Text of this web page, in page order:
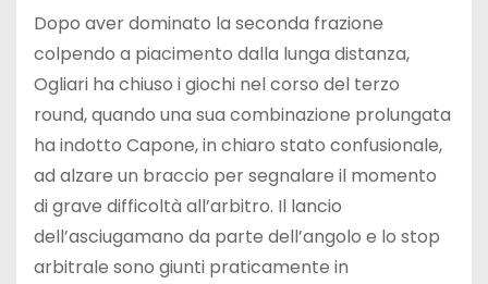
Dopo aver dominato la seconda frazione
colpendo a piacimento dalla lunga distanza,
Ogliari ha chiuso i giochi nel corso del terzo
round, quando una sua combinazione prolungata
ha indotto Capone, in chiaro stato confusionale,
ad alzare un braccio per segnalare il momento
di grave difficoltà all’arbitro. Il lancio
dell’asciugamano da parte dell’angolo e lo stop
arbitrale sono giunti praticamente in